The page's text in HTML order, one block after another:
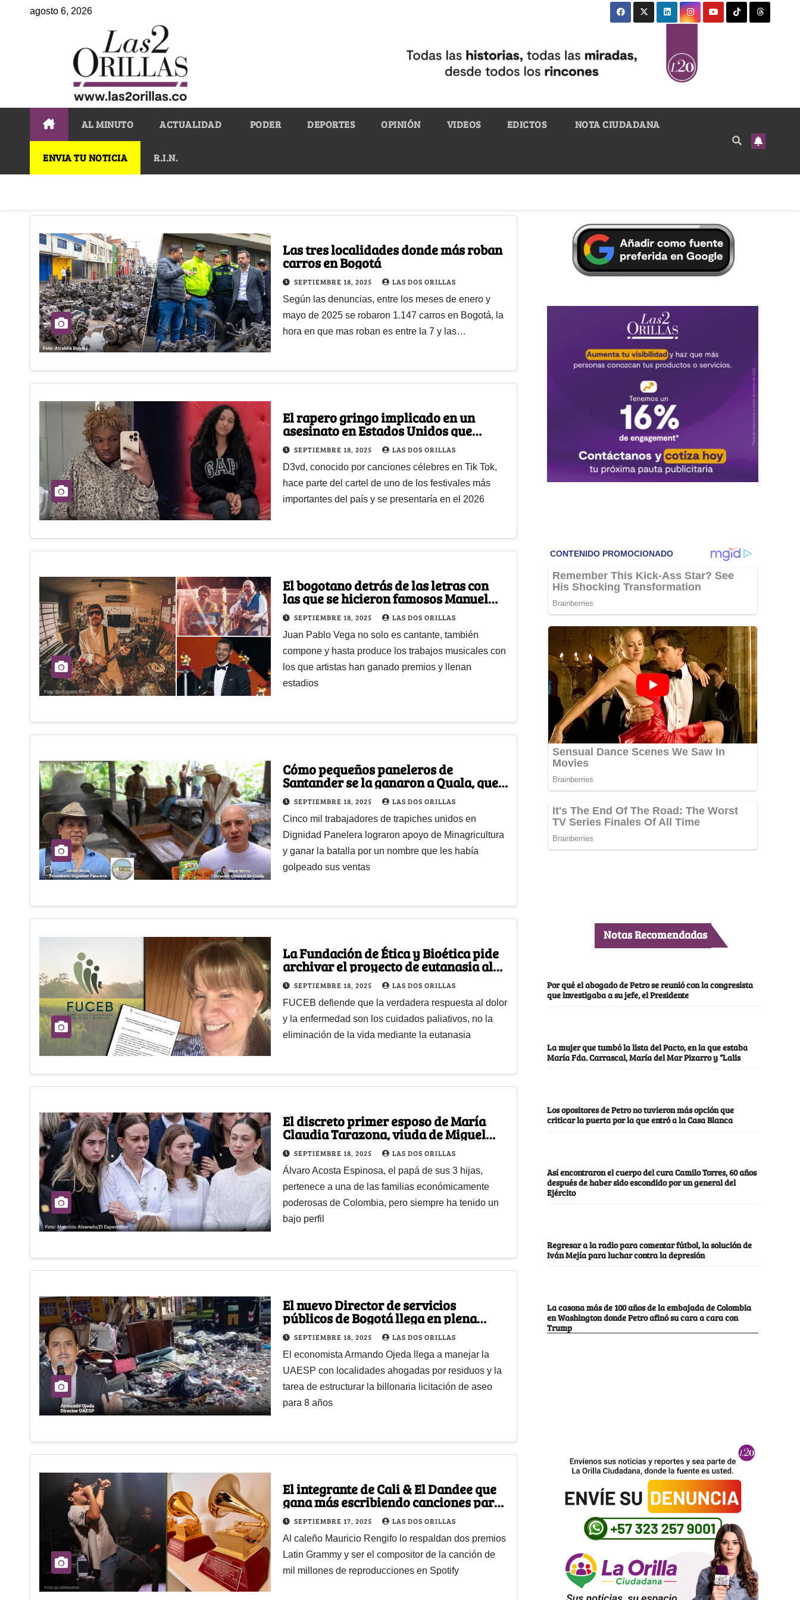
agosto 6, 2026
AL MINUTO ACTUALIDAD PODER DEPORTES OPINIÓN VIDEOS EDICTOS NOTA CIUDADANA
ENVIA TU NOTICIA R.I.N.
Las tres localidades donde más roban
carros en Bogotá
SEPTIEMBRE 18, 2025 LAS DOS ORILLAS
Según las denuncias, entre los meses de enero y
mayo de 2025 se robaron 1.147 carros en Bogotá, la
hora en que mas roban es entre la 7 y las…
El rapero gringo implicado en un
asesinato en Estados Unidos que
vendrá a cantar a Colombia
SEPTIEMBRE 18, 2025 LAS DOS ORILLAS
D3vd, conocido por canciones célebres en Tik Tok,
hace parte del cartel de uno de los festivales más
importantes del país y se presentaría en el 2026
El bogotano detrás de las letras con
las que se hicieron famosos Manuel
Medrano, Piso 21 y muchos más
SEPTIEMBRE 18, 2025 LAS DOS ORILLAS
Juan Pablo Vega no solo es cantante, también
compone y hasta produce los trabajos musicales con
los que artistas han ganado premios y llenan
estadios
Cómo pequeños paneleros de
Santander se la ganaron a Quala, que
deberá cambiar el nombre de su
Panelada
SEPTIEMBRE 18, 2025 LAS DOS ORILLAS
Cinco mil trabajadores de trapiches unidos en
Dignidad Panelera lograron apoyo de Minagricultura
y ganar la batalla por un nombre que les había
golpeado sus ventas
La Fundación de Ética y Bioética pide
archivar el proyecto de eutanasia al
considerarlo un ‘homicidio por
piedad’
SEPTIEMBRE 18, 2025 LAS DOS ORILLAS
FUCEB defiende que la verdadera respuesta al dolor
y la enfermedad son los cuidados paliativos, no la
eliminación de la vida mediante la eutanasia
El discreto primer esposo de María
Claudia Tarazona, viuda de Miguel
Uribe, que la acompaña en su duelo
SEPTIEMBRE 18, 2025 LAS DOS ORILLAS
Álvaro Acosta Espinosa, el papá de sus 3 hijas,
pertenece a una de las familias económicamente
poderosas de Colombia, pero siempre ha tenido un
bajo perfil
El nuevo Director de servicios
públicos de Bogotá llega en plena
crisis de basuras y de los cementerios.
SEPTIEMBRE 18, 2025 LAS DOS ORILLAS
El economista Armando Ojeda llega a manejar la
UAESP con localidades ahogadas por residuos y la
tarea de estructurar la billonaria licitación de aseo
para 8 años
El integrante de Cali & El Dandee que
gana más escribiendo canciones para
Yatra, Karol G y otros
SEPTIEMBRE 17, 2025 LAS DOS ORILLAS
Al caleño Mauricio Rengifo lo respaldan dos premios
Latin Grammy y ser el compositor de la canción de
mil millones de reproducciones en Spotify
Notas Recomendadas
Por qué el abogado de Petro se reunió con la congresista
que investigaba a su jefe, el Presidente
La mujer que tumbó la lista del Pacto, en la que estaba
María Fda. Carrascal, María del Mar Pizarro y “Lalis
Los opositores de Petro no tuvieron más opción que
criticar la puerta por la que entró a la Casa Blanca
Así encontraron el cuerpo del cura Camilo Torres, 60 años
después de haber sido escondido por un general del
Ejército
Regresar a la radio para comentar fútbol, la solución de
Iván Mejía para luchar contra la depresión
La casona más de 100 años de la embajada de Colombia
en Washington donde Petro afinó su cara a cara con
Trump